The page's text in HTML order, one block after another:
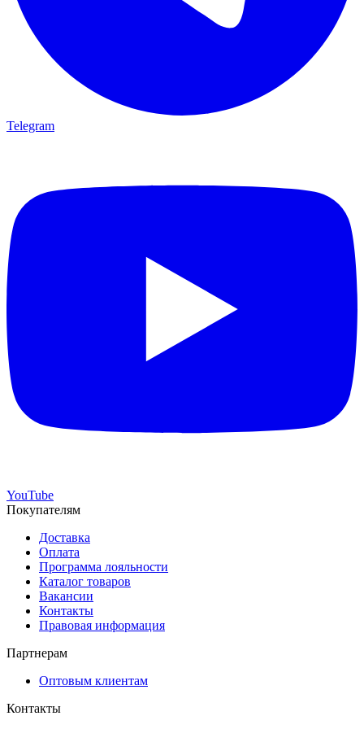
Telegram
YouTube
Покупателям
Доставка
Оплата
Программа лояльности
Каталог товаров
Вакансии
Контакты
Правовая информация
Партнерам
Оптовым клиентам
Контакты